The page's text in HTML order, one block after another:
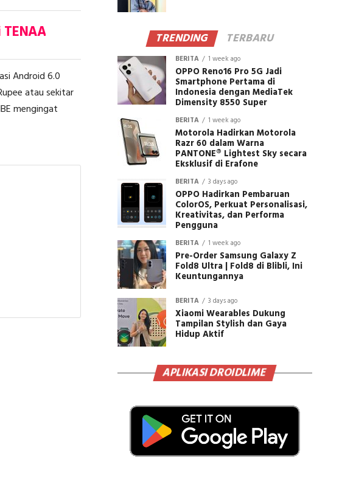
Android 6.0
atau sekitar
mengingat
TRENDING TERBARU
BERITA 1 week ago
OPPO Reno16 Pro 5G Jadi
Smartphone Pertama di
Indonesia dengan MediaTek
Dimensity 8550 Super
BERITA 1 week ago
Motorola Hadirkan Motorola
Razr 60 dalam Warna
PANTONE® Lightest Sky secara
Eksklusif di Erafone
BERITA 3 days ago
OPPO Hadirkan Pembaruan
ColorOS, Perkuat Personalisasi,
Kreativitas, dan Performa
Pengguna
BERITA 1 week ago
Pre-Order Samsung Galaxy Z
Fold8 Ultra | Fold8 di Blibli, Ini
Keuntungannya
BERITA 3 days ago
Xiaomi Wearables Dukung
Tampilan Stylish dan Gaya
Hidup Aktif
APLIKASI DROIDLIME